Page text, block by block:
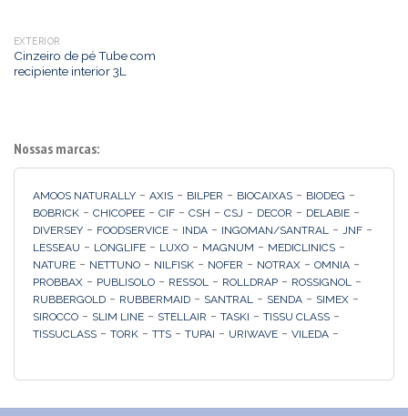
EXTERIOR
Cinzeiro de pé Tube com
recipiente interior 3L
Nossas marcas:
AMOOS NATURALLY - AXIS - BILPER - BIOCAIXAS - BIODEG -
BOBRICK - CHICOPEE - CIF - CSH - CSJ - DECOR - DELABIE -
DIVERSEY - FOODSERVICE - INDA - INGOMAN/SANTRAL - JNF -
LESSEAU - LONGLIFE - LUXO - MAGNUM - MEDICLINICS -
NATURE - NETTUNO - NILFISK - NOFER - NOTRAX - OMNIA -
PROBBAX - PUBLISOLO - RESSOL - ROLLDRAP - ROSSIGNOL -
RUBBERGOLD - RUBBERMAID - SANTRAL - SENDA - SIMEX -
SIROCCO - SLIM LINE - STELLAIR - TASKI - TISSU CLASS -
TISSUCLASS - TORK - TTS - TUPAI - URIWAVE - VILEDA -